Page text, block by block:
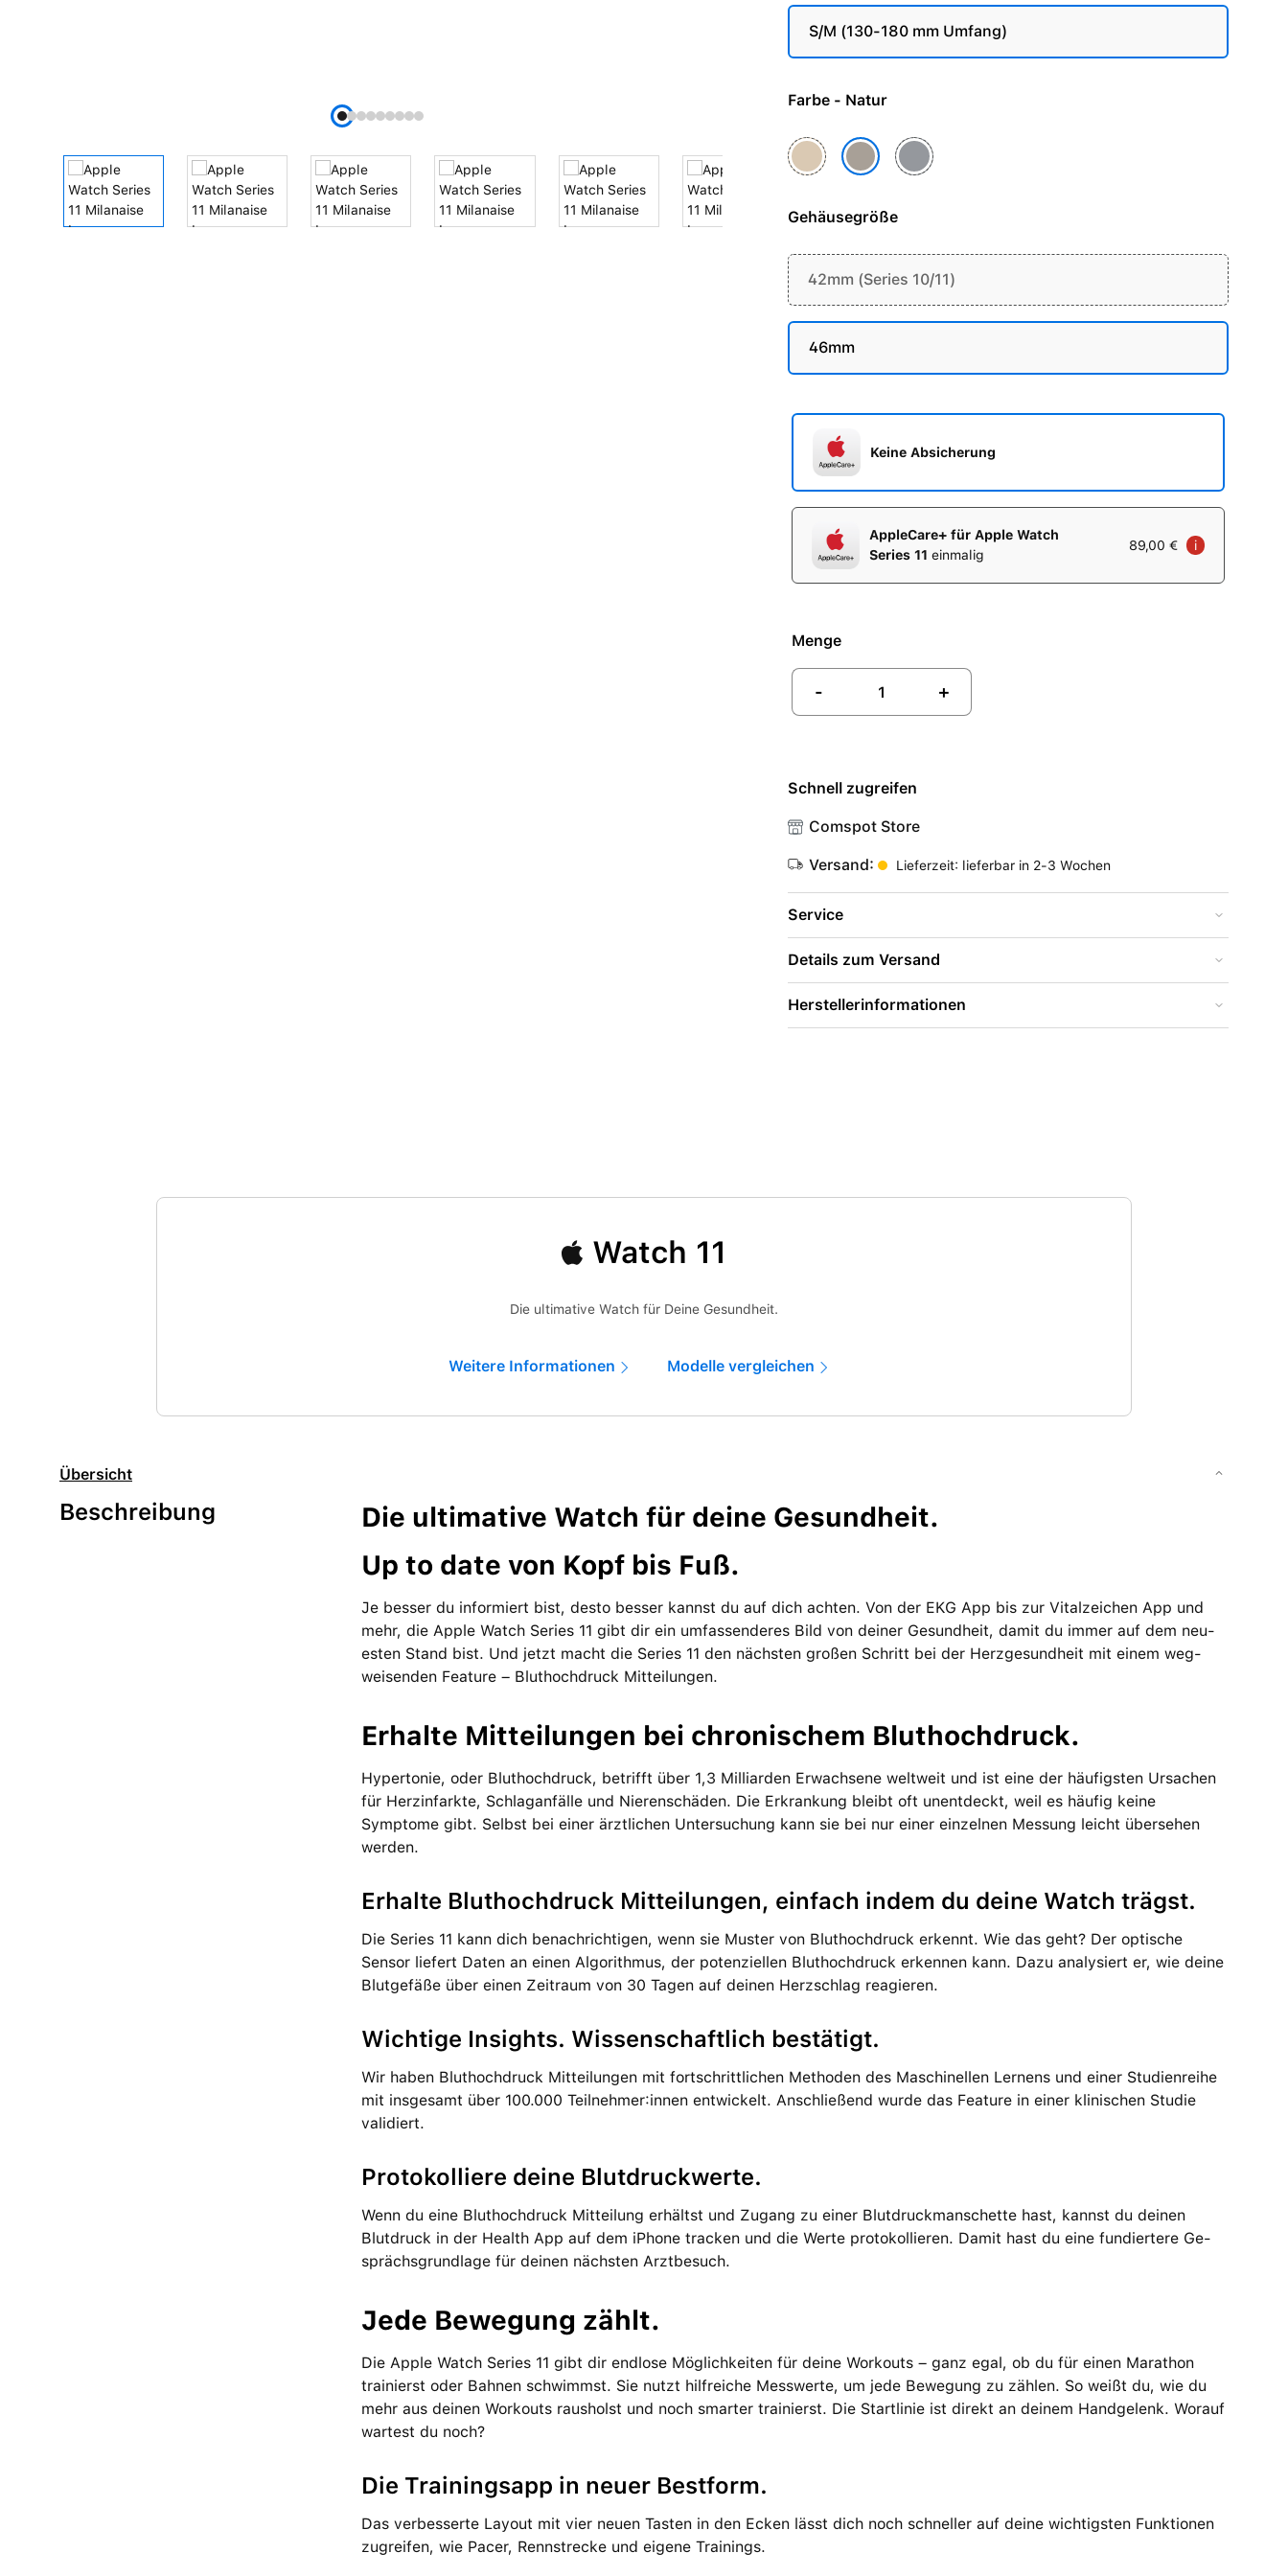
S/M (130-180 mm Umfang)
Farbe - Natur
Gold Natur Schiefer
Gehäusegröße
42mm (Series 10/11)
46mm
Keine Absicherung
AppleCare+ für Apple Watch
Series 11 einmalig
89,00 € i
Menge
- +
Schnell zugreifen
Comspot Store
Versand: Lieferzeit: lieferbar in 2-3 Wochen
Service
Details zum Versand
Herstellerinformationen
Watch 11
Die ultimative Watch für Deine Gesundheit.
Weitere Informationen Modelle vergleichen
Übersicht
Beschreibung
Die ultimative Watch für deine Gesund­heit.
Up to date von Kopf bis Fuß.
Je besser du informiert bist, desto besser kannst du auf dich achten. Von der EKG App bis zur Vitalzeichen App und
mehr, die Apple Watch Series 11 gibt dir ein um­fassenderes Bild von deiner Gesund­heit, damit du immer auf dem neu­
esten Stand bist. Und jetzt macht die Series 11 den nächsten großen Schritt bei der Herz­gesund­heit mit einem weg­
weisenden Feature – Bluthochdruck Mit­teilungen.
Erhalte Mit­teilungen bei chronischem Bluthochdruck.
Hypertonie, oder Bluthochdruck, betrifft über 1,3 Milliarden Erwach­sene welt­weit und ist eine der häufig­sten Ursachen
für Herz­infarkte, Schlag­anfälle und Nierenschäden. Die Erkrankung bleibt oft unent­deckt, weil es häufig keine
Symptome gibt. Selbst bei einer ärztlichen Unter­suchung kann sie bei nur einer ein­zelnen Messung leicht übersehen
werden.
Erhalte Bluthochdruck Mit­teilungen, ein­fach indem du deine Watch trägst.
Die Series 11 kann dich benach­richtigen, wenn sie Muster von Bluthochdruck erkennt. Wie das geht? Der optische
Sensor liefert Daten an einen Algo­rith­mus, der poten­ziellen Blut­hochdruck erkennen kann. Dazu analysiert er, wie deine
Blut­gefäße über einen Zeit­raum von 30 Tagen auf deinen Herzschlag reagieren.
Wichtige Insights. Wissenschaftlich bestätigt.
Wir haben Bluthochdruck Mit­teilungen mit fort­schritt­lichen Methoden des Maschinellen Lernens und einer Studienreihe
mit ins­ge­samt über 100.000 Teil­nehmer:innen ent­wi­ckelt. Anschließend wurde das Feature in einer klinischen Studie
validiert.
Proto­kolliere deine Blutdruck­werte.
Wenn du eine Bluthochdruck Mit­teilung erhältst und Zugang zu einer Blutdruck­manschette hast, kannst du deinen
Blutdruck in der Health App auf dem iPhone tracken und die Werte proto­kol­lieren. Damit hast du eine fundiertere Ge­
sprächs­grundlage für deinen nächsten Arztbesuch.
Jede Bewegung zählt.
Die Apple Watch Series 11 gibt dir endlose Möglich­keiten für deine Work­outs – ganz egal, ob du für einen Marathon
trainierst oder Bahnen schwimmst. Sie nutzt hilf­reiche Mess­werte, um jede Bewe­gung zu zählen. So weißt du, wie du
mehr aus deinen Work­outs rausholst und noch smarter trainierst. Die Startlinie ist direkt an deinem Hand­gelenk. Worauf
wartest du noch?
Die Trainings­app in neuer Bestform.
Das ver­besserte Layout mit vier neuen Tasten in den Ecken lässt dich noch schneller auf deine wichtigsten Funk­tionen
zu­greifen, wie Pacer, Rennstrecke und eigene Trainings.